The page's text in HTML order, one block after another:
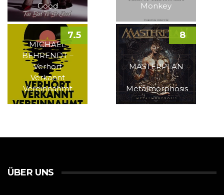
Good
Monkey
MICHAEL
BEHRENDT –
Verhört
Verkannt
Vereinnahmt
7.5
MASTERPLAN
–
Metalmorphosis
8
ÜBER UNS